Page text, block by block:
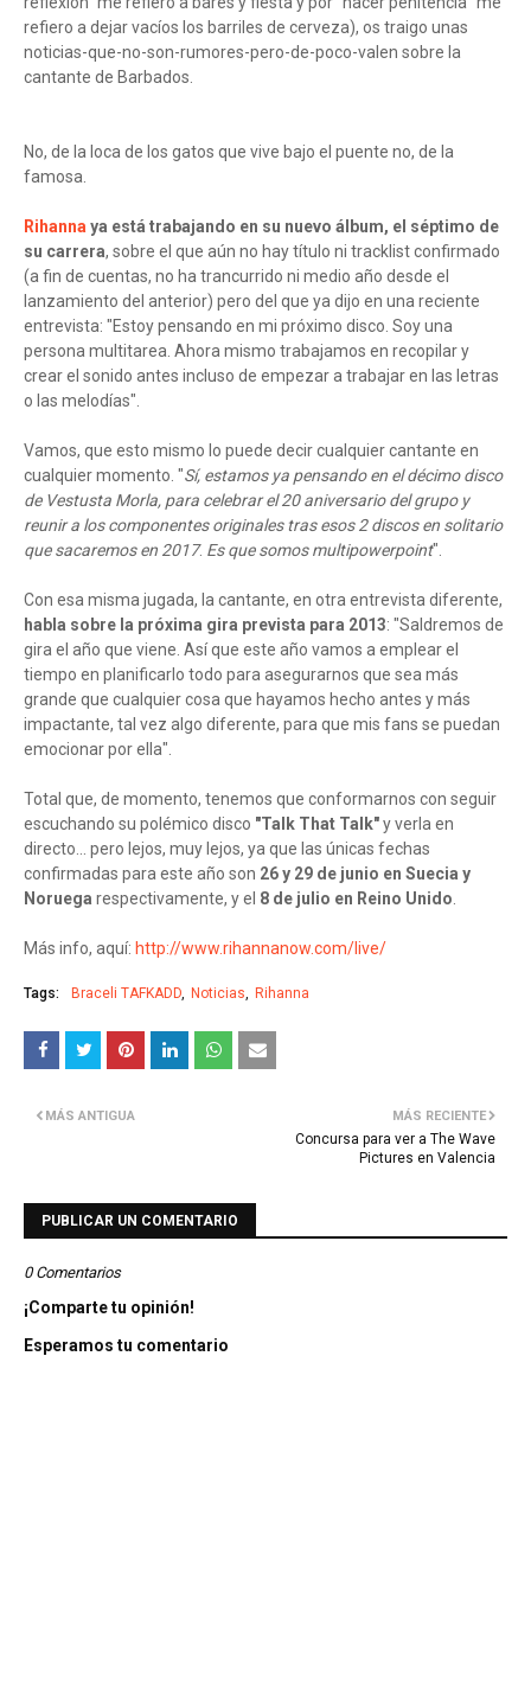
refiero a dejar vacíos los barriles de cerveza), os traigo unas
noticias-que-no-son-rumores-pero-de-poco-valen sobre la
cantante de Barbados.
No, de la loca de los gatos que vive bajo el puente no, de la
famosa.
Rihannaya está trabajando en su nuevo álbum, el séptimo de
su carrera, sobre el que aún no hay título ni tracklist confirmado
(a fin de cuentas, no ha trancurrido ni medio año desde el
lanzamiento del anterior) pero del que ya dijo en una reciente
entrevista: "Estoy pensando en mi próximo disco. Soy una
persona multitarea. Ahora mismo trabajamos en recopilar y
crear el sonido antes incluso de empezar a trabajar en las letras
o las melodías".
Vamos, que esto mismo lo puede decir cualquier cantante en
cualquier momento. "Sí, estamos ya pensando en el décimo disco
de Vestusta Morla, para celebrar el 20 aniversario del grupo y
reunir a los componentes originales tras esos 2 discos en solitario
que sacaremos en 2017. Es que somos multipowerpoint".
Con esa misma jugada, la cantante, en otra entrevista diferente,
habla sobre la próxima gira prevista para 2013: "Saldremos de
gira el año que viene. Así que este año vamos a emplear el
tiempo en planificarlo todo para asegurarnos que sea más
grande que cualquier cosa que hayamos hecho antes y más
impactante, tal vez algo diferente, para que mis fans se puedan
emocionar por ella".
Total que, de momento, tenemos que conformarnos con seguir
escuchando su polémico disco "Talk That Talk"y verla en
directo... pero lejos, muy lejos, ya que las únicas fechas
confirmadas para este año son 26 y 29 de junio en Suecia y
Noruega respectivamente, y el 8 de julio en Reino Unido.
Más info, aquí: http://www.rihannanow.com/live/
Tags: Braceli TAFKADD Noticias Rihanna
MÁS RECIENTE
Concursa para ver a The Wave
Pictures en Valencia
MÁS ANTIGUA
PUBLICAR UN COMENTARIO
0 Comentarios
¡Comparte tu opinión!
Esperamos tu comentario